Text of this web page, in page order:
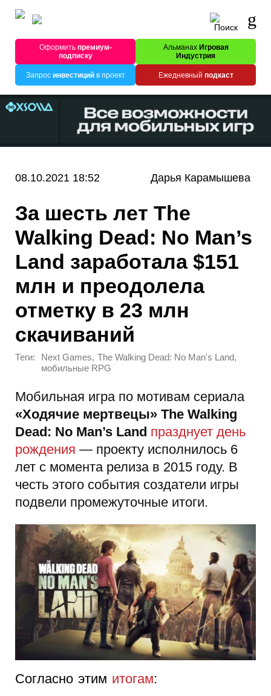
Оформитьпремиум-
подписку
Альманах Игровая
Индустрия
Запрос инвестицийв проект Ежедневный подкаст
08.10.2021 18:52 Дарья Карамышева
За шесть лет The
Walking Dead: No Man’s
Land заработала $151
млн и преодолела
отметку в 23 млн
скачиваний
Теги: Next Games, The Walking Dead: No Man's Land,
мобильные RPG
Мобильная игра по мотивам сериала
«Ходячие мертвецы» The Walking
Dead: No Man’s Land празднует день
рождения — проекту исполнилось 6
лет с момента релиза в 2015 году. В
честь этого события создатели игры
подвели промежуточные итоги.
Согласно этим итогам: